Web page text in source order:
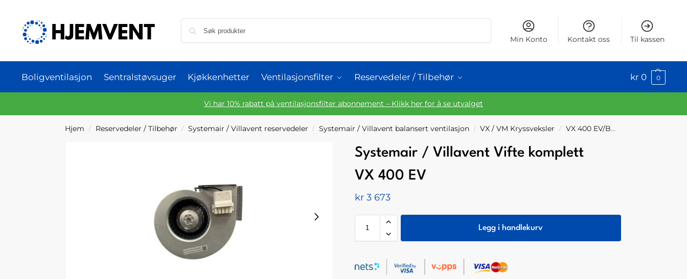
Min Konto Kontakt oss Til kassen
Boligventilasjon Sentralstøvsuger Kjøkkenhetter Ventilasjonsfilter Reservedeler / Tilbehør kr 0 0
Vi har 10% rabatt på ventilasjonsfilter abonnement – Klikk her for å se utvalget
Hjem / Reservedeler / Tilbehør / Systemair / Villavent reservedeler / Systemair / Villavent balansert ventilasjon / VX / VM Kryssveksler / VX 400 EV/B
Systemair / Villavent Vifte komplett
VX 400 EV
kr3 673
Legg i handlekurv